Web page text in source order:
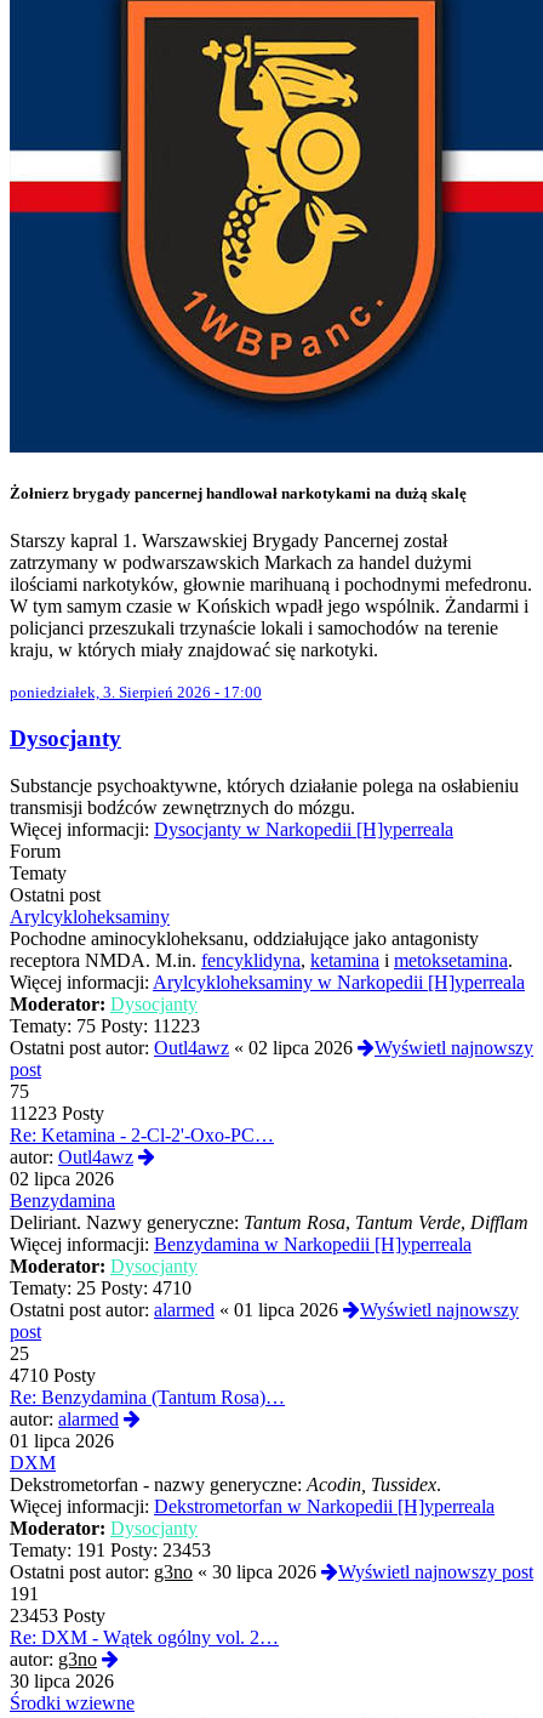
Żołnierz brygady pancernej handlował narkotykami na dużą skalę
Starszy kapral 1. Warszawskiej Brygady Pancernej został
zatrzymany w podwarszawskich Markach za handel dużymi
ilościami narkotyków, głownie marihuaną i pochodnymi mefedronu.
W tym samym czasie w Końskich wpadł jego wspólnik. Żandarmi i
policjanci przeszukali trzynaście lokali i samochodów na terenie
kraju, w których miały znajdować się narkotyki.
poniedziałek, 3. Sierpień 2026 - 17:00
Dysocjanty
Substancje psychoaktywne, których działanie polega na osłabieniu
transmisji bodźców zewnętrznych do mózgu.
Więcej informacji: Dysocjanty w Narkopedii [H]yperreala
Forum
Tematy
Ostatni post
Arylcykloheksaminy
Pochodne aminocykloheksanu, oddziałujące jako antagonisty
receptora NMDA. M.in. fencyklidyna, ketamina i metoksetamina.
Więcej informacji: Arylcykloheksaminy w Narkopedii [H]yperreala
Moderator: Dysocjanty
Tematy: 75 Posty: 11223
Ostatni post autor: Outl4awz « 02 lipca 2026
Wyświetl najnowszy
post
75
11223 Posty
Re: Ketamina - 2-Cl-2'-Oxo-PC…
autor: Outl4awz
02 lipca 2026
Benzydamina
Deliriant. Nazwy generyczne: Tantum Rosa, Tantum Verde, Difflam
Więcej informacji: Benzydamina w Narkopedii [H]yperreala
Moderator: Dysocjanty
Tematy: 25 Posty: 4710
Ostatni post autor: alarmed « 01 lipca 2026
Wyświetl najnowszy
post
25
4710 Posty
Re: Benzydamina (Tantum Rosa)…
autor: alarmed
01 lipca 2026
DXM
Dekstrometorfan - nazwy generyczne: Acodin, Tussidex.
Więcej informacji: Dekstrometorfan w Narkopedii [H]yperreala
Moderator: Dysocjanty
Tematy: 191 Posty: 23453
Ostatni post autor: g3no « 30 lipca 2026
Wyświetl najnowszy post
191
23453 Posty
Re: DXM - Wątek ogólny vol. 2…
autor: g3no
post
30 lipca 2026
Środki wziewne